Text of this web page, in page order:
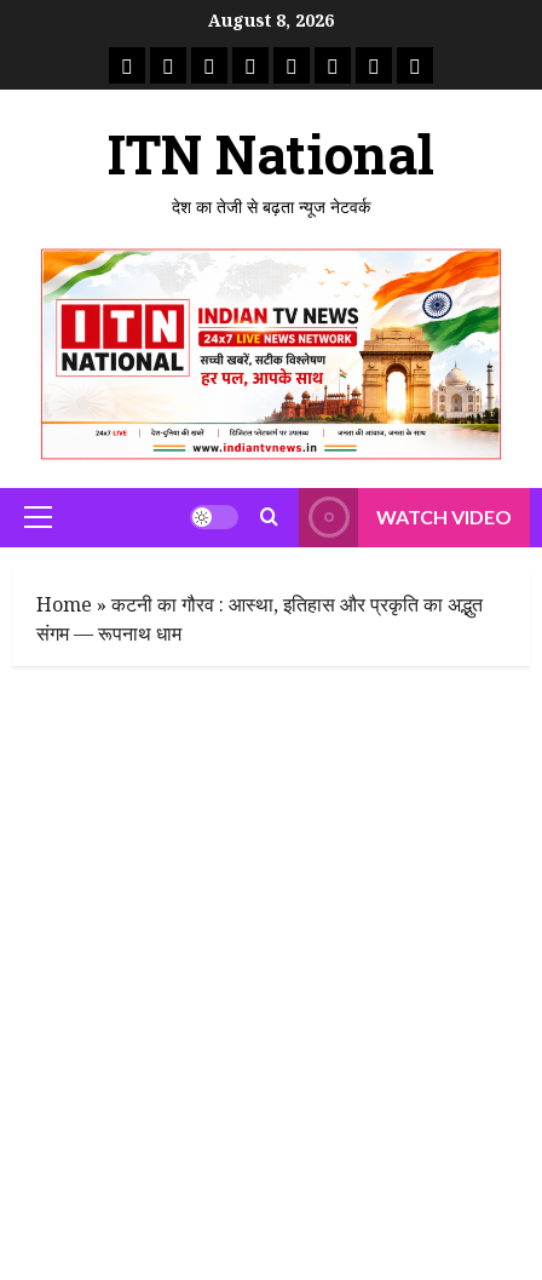
August 8, 2026
राष्ट्रीयताजा
उत्तर
मध्य
राजस्थान
पंजाब गुजरातमहाराष्ट्र
ITN National
देश का तेजी से बढ़ता न्यूज नेटवर्क
Primary
Menu
WATCH VIDEO
Home »कटनी का गौरव : आस्था, इतिहास और प्रकृति का अद्भुत
संगम — रूपनाथ धाम